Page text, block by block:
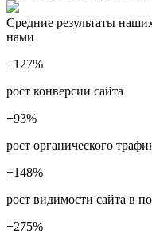
Средние результаты
нами
+127%
рост конверсии сайта
+93%
рост органического
+148%
рост видимости сайта в
+275%